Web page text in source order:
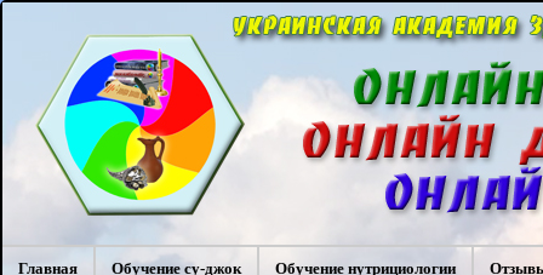
Главная Обучение су-джок Обучение нутрициологии